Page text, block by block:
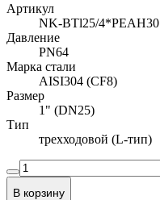
Артикул
NK-BTl25/4*PEAH30
Давление
PN64
Марка стали
AISI304 (CF8)
Размер
1" (DN25)
Тип
трехходовой (L-тип)
В корзину